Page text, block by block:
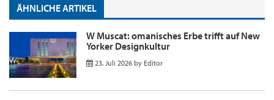
ÄHNLICHE ARTIKEL
W Muscat: omanisches Erbe trifft auf New
Yorker Designkultur
23. Juli 2026 by Editor